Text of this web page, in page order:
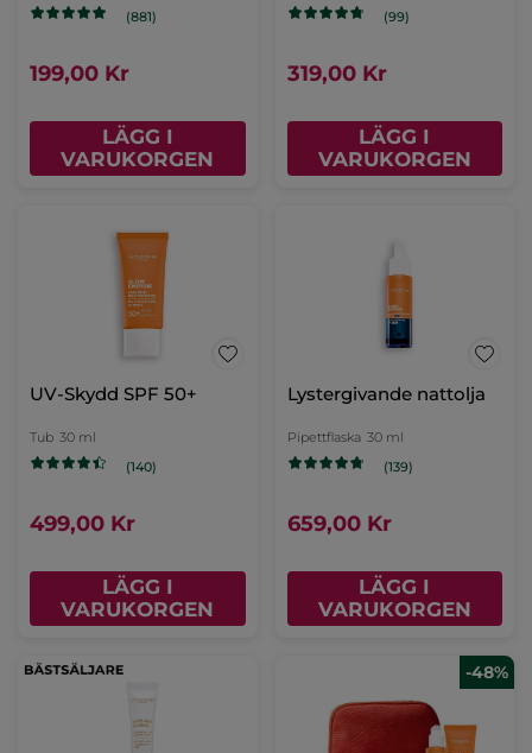
(145)
329,00 Kr
LÄGG I
VARUKORGEN
SOS vård mot blemmor
Tub 10 ml
(115)
299,00 Kr
LÄGG I
VARUKORGEN
Ritual för lyster &
Global
(722)
890,00 Kr
LÄGG I
VARUKORGEN